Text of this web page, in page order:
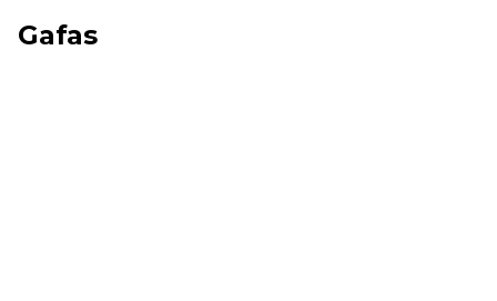
Gafas